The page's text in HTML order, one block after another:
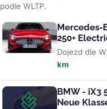
podle WLTP.
Mercedes-
250+
Dojezd dle
km
BMW - iX3
Neue